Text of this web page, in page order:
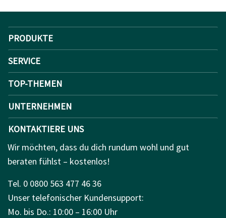
PRODUKTE
SERVICE
TOP-THEMEN
UNTERNEHMEN
KONTAKTIERE UNS
Wir möchten, dass du dich rundum wohl und gut
beraten fühlst – kostenlos!
Tel. 0 0800 563 477 46 36
Unser telefonischer Kundensupport:
Mo. bis Do.: 10:00 – 16:00 Uhr